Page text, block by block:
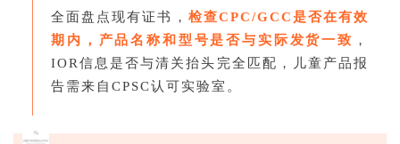
全面盘点现有证书， 检查CPC/GCC是否在有效
期内，产品名称和型号是否与实际发货一致 ，
IOR信息是否与清关抬头完全匹配，儿童产品报
告需来自CPSC认可实验室。